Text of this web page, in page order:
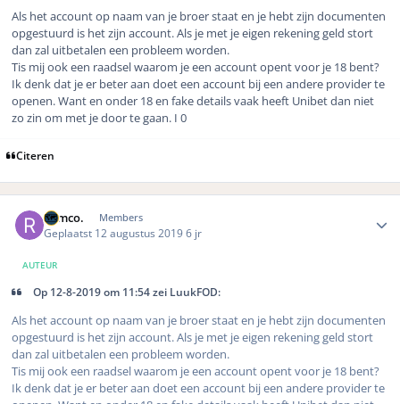
Als het account op naam van je broer staat en je hebt zijn documenten
opgestuurd is het zijn account. Als je met je eigen rekening geld stort
dan zal uitbetalen een probleem worden.
Tis mij ook een raadsel waarom je een account opent voor je 18 bent?
Ik denk dat je er beter aan doet een account bij een andere provider te
openen. Want en onder 18 en fake details vaak heeft Unibet dan niet
zo zin om met je door te gaan. I 0
Citeren
Remco. Members
Geplaatst 12 augustus 20196 jr
AUTEUR
Op 12-8-2019 om 11:54 zei LuukFOD:
Als het account op naam van je broer staat en je hebt zijn documenten
opgestuurd is het zijn account. Als je met je eigen rekening geld stort
dan zal uitbetalen een probleem worden.
Tis mij ook een raadsel waarom je een account opent voor je 18 bent?
Ik denk dat je er beter aan doet een account bij een andere provider te